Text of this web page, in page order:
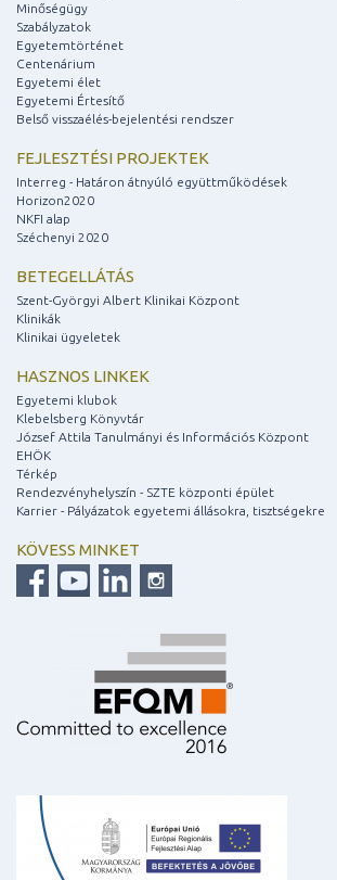
Minőségügy
Szabályzatok
Egyetemtörténet
Centenárium
Egyetemi élet
Egyetemi Értesítő
Belső visszaélés-bejelentési rendszer
FEJLESZTÉSI PROJEKTEK
Interreg - Határon átnyúló együttműködések
Horizon2020
NKFI alap
Széchenyi 2020
BETEGELLÁTÁS
Szent-Györgyi Albert Klinikai Központ
Klinikák
Klinikai ügyeletek
HASZNOS LINKEK
Egyetemi klubok
Klebelsberg Könyvtár
József Attila Tanulmányi és Információs Központ
EHÖK
Térkép
Rendezvényhelyszín - SZTE központi épület
Karrier - Pályázatok egyetemi állásokra, tisztségekre
KÖVESS MINKET